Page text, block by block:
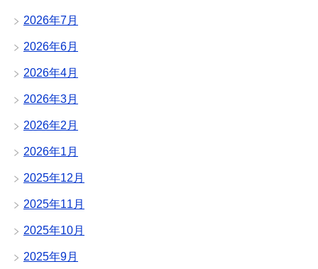
2026年7月
2026年6月
2026年4月
2026年3月
2026年2月
2026年1月
2025年12月
2025年11月
2025年10月
2025年9月